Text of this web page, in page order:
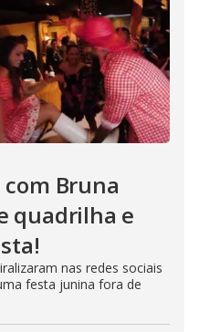
Bruna
quadrilha e
nas redes sociais
festa junina fora de